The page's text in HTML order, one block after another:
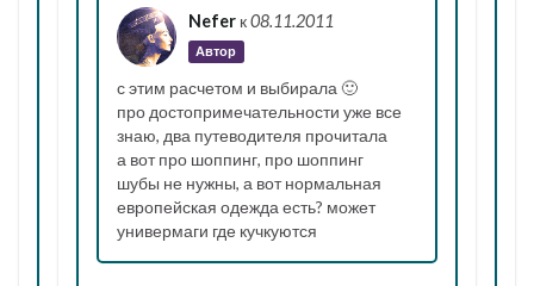
Nefer к08.11.2011
Автор
с этим расчетом и выбирала 🙂
про достопримечательности уже все
знаю, два путеводителя прочитала
а вот про шоппинг, про шоппинг
шубы не нужны, а вот нормальная
европейская одежда есть? может
универмаги где кучкуются